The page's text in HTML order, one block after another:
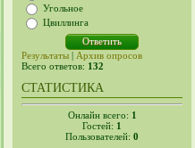
Угольное
Цвиллинга
Результаты | Архив опросов
Всего ответов: 132
СТАТИСТИКА
Онлайн всего: 1
Гостей: 1
Пользователей: 0